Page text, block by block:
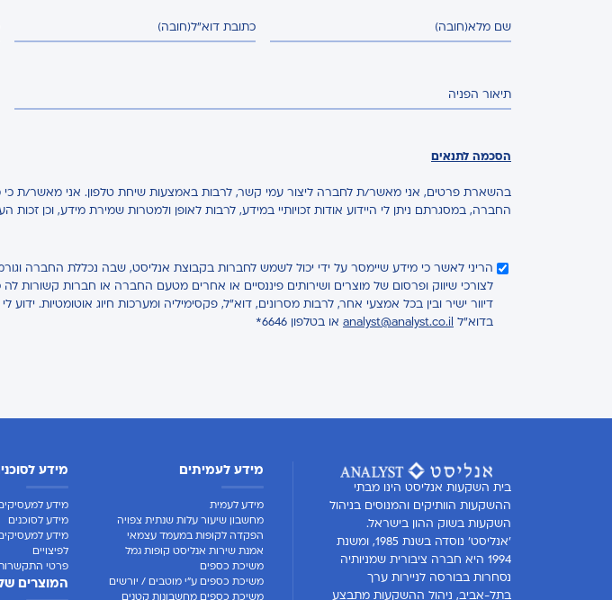
שם מלא(חובה) כתובת דוא"ל(חובה)
תיאור הפניה
הסכמה לתנאים
בהשארת פרטים, אני מאשר/ת לחברה ליצור עמי קשר, לרבות באמצעות שיחת טלפון. אני מאשר/ת כי
החברה, במסגרתם ניתן לי היידוע אודות זכויותיי במידע, לרבות לאופן ולמטרות שמירת מידע, וכן זכות
הריני לאשר כי מידע שיימסר על ידי יכול לשמש לחברות בקבוצת אנליסט, שבה נכללת החברה
לצורכי שיווק ופרסום של מוצרים ושירותים פיננסיים או אחרים מטעם החברה או חברות קשורות
דיוור ישיר ובין בכל אמצעי אחר, לרבות מסרונים, דוא"ל, פקסימיליה ומערכות חיוג אוטומטיות. ידוע
בדוא"ל
analyst@analyst.co.il או בטלפון 6646*
בית השקעות אנליסט הינו מבתי
ההשקעות הוותיקים והמנוסים בניהול
השקעות בשוק ההון בישראל.
'אנליסט' נוסדה בשנת 1985, ומשנת
1994 היא חברה ציבורית שמניותיה
נסחרות בבורסה לניירות ערך
בתל-אביב, ניהול ההשקעות מתבצע
מידע לעמיתים
מידע לעמית
מחשבון שיעור עלות שנתית צפויה
הפקדה לקופות במעמד עצמאי
אמנת שירות אנליסט קופות גמל
משיכת כספים
משיכת כספים ע"י מוטבים / יורשים
משיכת כספים מחשבונות קטנים
מידע
מידע למעסיקים
מידע לסוכנים
מידע
לפיצויים
פרטי התקשרות
המוצרים